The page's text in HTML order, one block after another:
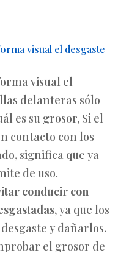
visual el desgaste
visual el
delanteras sólo
es su grosor, Si el
contacto con los
significa que ya
de uso.
conducir con
, ya que los
y dañarlos.
el grosor de